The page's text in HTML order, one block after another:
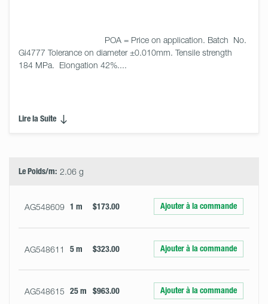
Gi4777 Tolerance on diameter ±0.010mm. Tensile strength
184 MPa.  Elongation 42%....
Lire la Suite
Le Poids/m: 2.06 g
AG548609 1 m $173.00 Ajouter à la commande
AG548611 5 m $323.00 Ajouter à la commande
AG548615 25 m $963.00 Ajouter à la commande